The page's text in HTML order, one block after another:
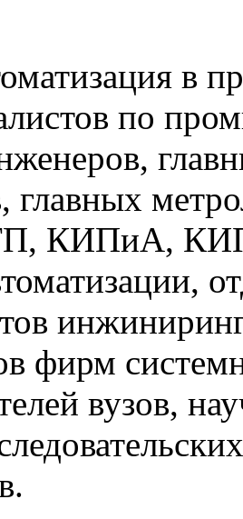
в
по
главных
КИПиА, КИП
фирм
вузов,